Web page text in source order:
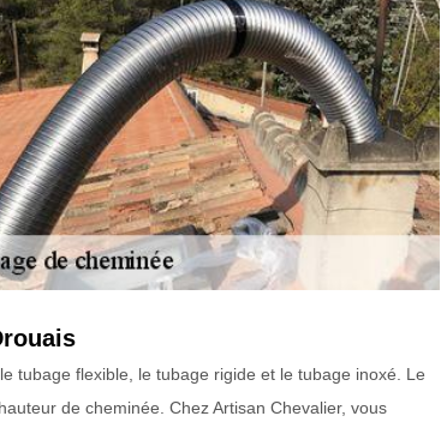
tubage flexible, le tubage rigide et le tubage inoxé. Le
de cheminée. Chez Artisan Chevalier, vous